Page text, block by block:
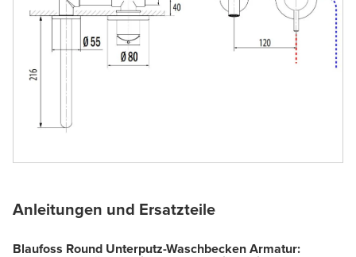
Anleitungen und Ersatzteile
Blaufoss Round Unterputz-Waschbecken Armatur: